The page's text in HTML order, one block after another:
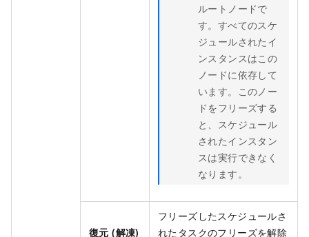
ルートノードで
す。すべてのスケ
ジュールされたイ
ンスタンスはこの
ノードに依存して
います。このノー
ドをフリーズする
と、スケジュール
されたインスタン
スは実行できなく
なります。
復元 (解凍)
フリーズしたスケジュールさ
れたタスクのフリーズを解除